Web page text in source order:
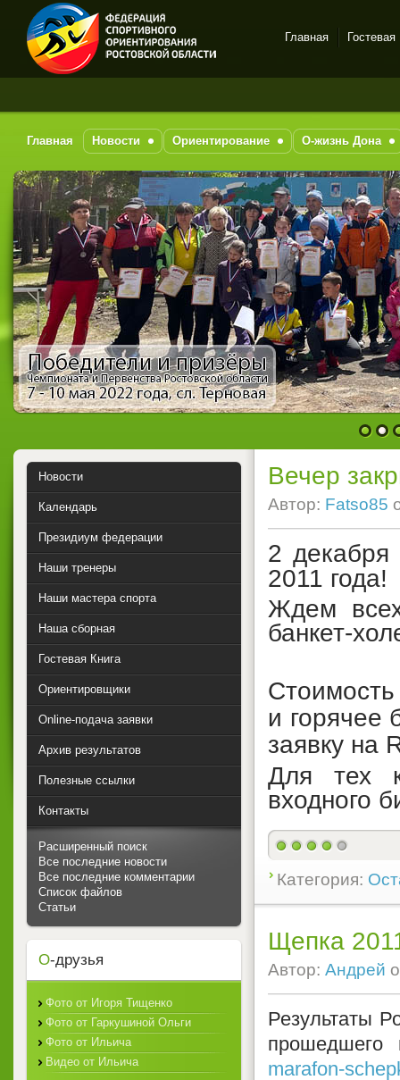
Спортивное
на-Дону
Главная Гостевая
Главная Новости Ориентирование О-жизнь Дона
1 2
Вечер
Автор: Fatso85
2 декабря
2011 года!
Ждем
банкет-
Стоимость
и горячее
заявку на
Для тех
входного
Категория:
Щепка
Автор: Андрей
Результаты
marafon-
Новости
Календарь
Президиум федерации
Наши тренеры
Наши мастера спорта
Наша сборная
Гостевая Книга
Ориентировщики
Online-подача заявки
Архив результатов
Полезные ссылки
Контакты
Расширенный поиск
Все последние новости
Все последние комментарии
Список файлов
Статьи
О-друзья
Фото от Игоря Тищенко
Фото от Гаркушиной Ольги
Фото от Ильича
Видео от Ильича